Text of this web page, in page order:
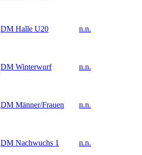
DM Halle U20 n.n.
DM Winterwurf n.n.
DM Männer/Frauen n.n.
DM Nachwuchs 1 n.n.